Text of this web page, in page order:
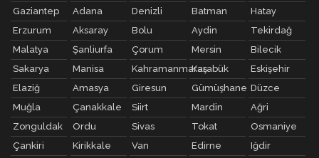
Gaziantep
Adana Denizli Batman
Hatay
Erzurum
Aksaray Bolu Aydin
Tekirdağ
Malatya
Şanliurfa Çorum Mersin
Bilecik
Sakarya
Manisa KahramanmaraşKarabük
Eskişehir
Elaziğ
Amasya Giresun Gümüşhane Düzce
Muğla
Çanakkale Siirt Mardin
Ağri
Zonguldak
Ordu Sivas Tokat
Osmaniye
Çankiri
Kirikkale Van Edirne
Iğdir